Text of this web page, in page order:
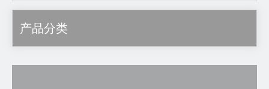
产品分类